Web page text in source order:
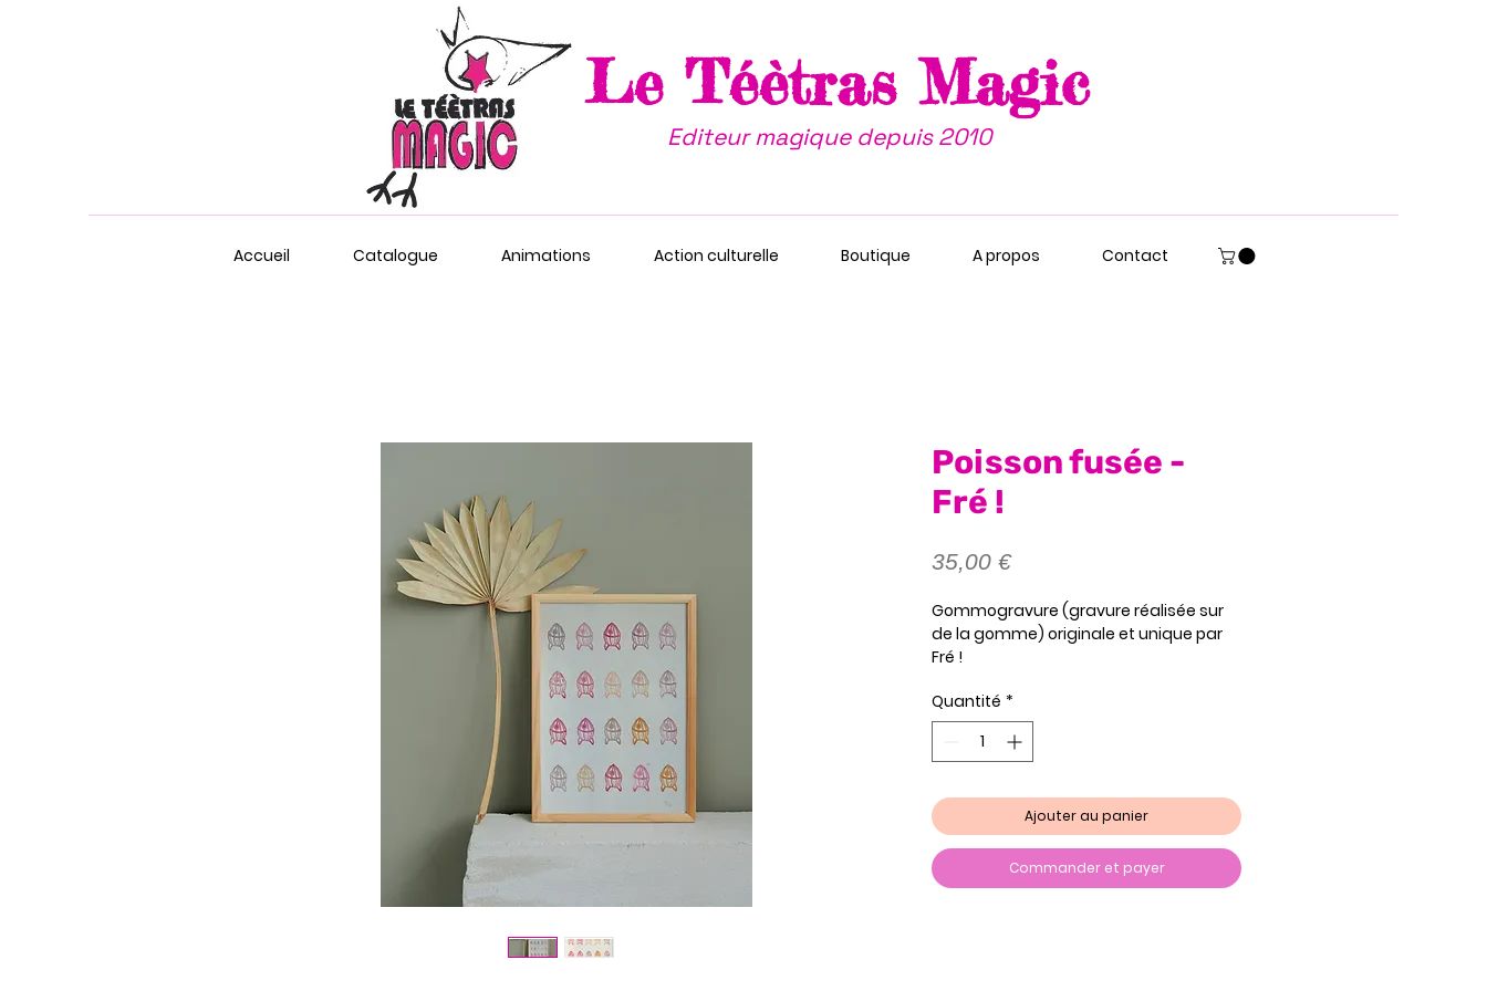
Le Téètras Magic
Editeur magique depuis 2010
Accueil Catalogue Animations Action culturelle Boutique A propos Contact
Poisson fusée -
Fré !
35,00 €Prix
Gommogravure (gravure réalisée sur
de la gomme) originale et unique par
Fré !
Quantité *
Ajouter au panier
Commander et payer